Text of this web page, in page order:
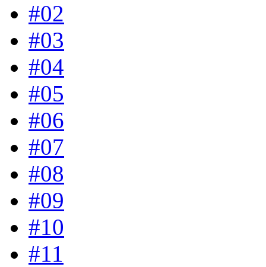
#02
#03
#04
#05
#06
#07
#08
#09
#10
#11